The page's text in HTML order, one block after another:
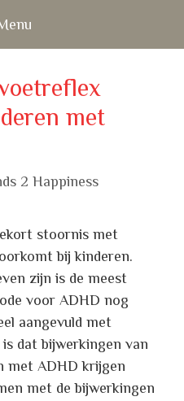
met
2 Happiness
stoornis met
bij kinderen.
zijn is de meest
voor ADHD nog
aangevuld met
dat bijwerkingen van
met ADHD krijgen
met de bijwerkingen